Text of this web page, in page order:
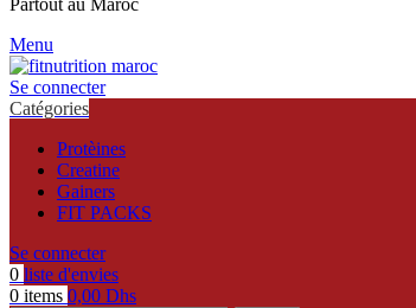
Partout au Maroc
Menu
Se connecter
Catégories
Protèines
Creatine
Gainers
FIT PACKS
Se connecter
0 liste d'envies
0 items 0,00 Dhs